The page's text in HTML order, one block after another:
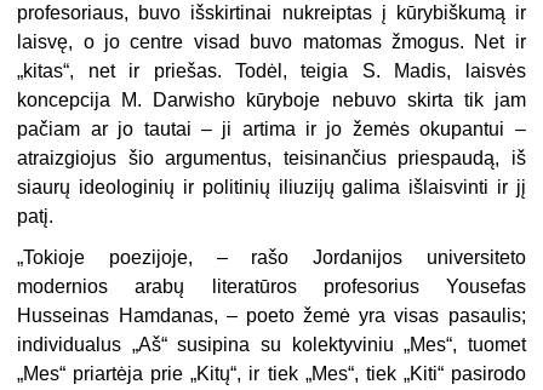
profesoriaus, buvo išskirtinai nukreiptas į kūrybiškumą ir
laisvę, o jo centre visad buvo matomas žmogus. Net ir
„kitas“, net ir priešas. Todėl, teigia S. Madis, laisvės
koncepcija M. Darwisho kūryboje nebuvo skirta tik jam
pačiam ar jo tautai – ji artima ir jo žemės okupantui –
atraizgiojus šio argumentus, teisinančius priespaudą, iš
siaurų ideologinių ir politinių iliuzijų galima išlaisvinti ir jį
patį.
„Tokioje poezijoje, – rašo Jordanijos universiteto
modernios arabų literatūros profesorius Yousefas
Husseinas Hamdanas, – poeto žemė yra visas pasaulis;
individualus „Aš“ susipina su kolektyviniu „Mes“, tuomet
„Mes“ priartėja prie „Kitų“, ir tiek „Mes“, tiek „Kiti“ pasirodo